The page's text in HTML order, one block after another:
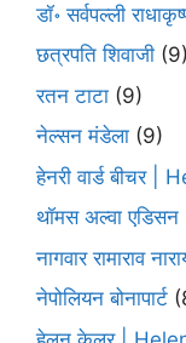
डॉ॰ सर्वपल्ली
छत्रपति शिवाजी (9)
रतन टाटा (9)
नेल्सन मंडेला (9)
हेनरी वार्ड बीचर
थॉमस अल्वा एडिसन
नागवार रामाराव
नेपोलियन बोनापार्ट